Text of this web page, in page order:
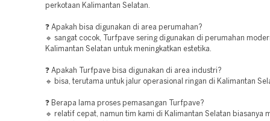
perkotaan Kalimantan Selatan.
❓ Apakah bisa digunakan di area perumahan?
🔹 sangat cocok, Turfpave sering digunakan di perumahan
Kalimantan Selatan untuk meningkatkan estetika.
❓ Apakah Turfpave bisa digunakan di area industri?
🔹 bisa, terutama untuk jalur operasional ringan di Kalimantan
❓ Berapa lama proses pemasangan Turfpave?
🔹 relatif cepat, namun tim kami di Kalimantan Selatan biasanya